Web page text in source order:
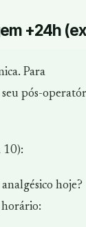
+24h
Para
pós-
10):
hoje?
horário: